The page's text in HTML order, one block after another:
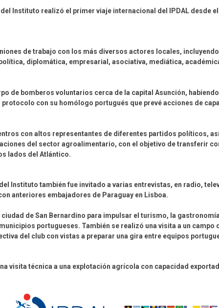
Instituto realizó el primer viaje internacional del IPDAL desde
de trabajo con los más diversos actores locales,
diplomática, empresarial, asociativa, mediática,
de bomberos voluntarios cerca de la capital Asunción,
con su homólogo portugués que prevé acciones de
con altos representantes de diferentes partidos políticos,
del sector agroalimentario, con el objetivo de transferir
lados del Atlántico.
Instituto también fue invitado a varias entrevistas, en radio,
anteriores embajadores de Paraguay en Lisboa.
ciudad de San Bernardino para impulsar el turismo, la
portugueses. También se realizó una visita a un campo
del club con vistas a preparar una gira entre equipos
visita técnica a una explotación agrícola con capacidad